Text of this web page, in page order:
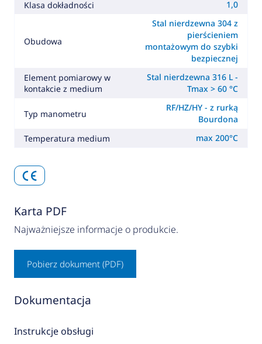
Klasa dokładności 1,0
Obudowa
Stal nierdzewna 304 z
pierścieniem
montażowym do szybki
bezpiecznej
Element pomiarowy w
kontakcie z medium
Stal nierdzewna 316 L -
Tmax > 60 °C
Typ manometru
RF/HZ/HY - z rurką
Bourdona
Temperatura medium
max 200°C
Karta PDF
Najważniejsze informacje o produkcie.
Pobierz dokument (PDF)
Dokumentacja
Instrukcje obsługi